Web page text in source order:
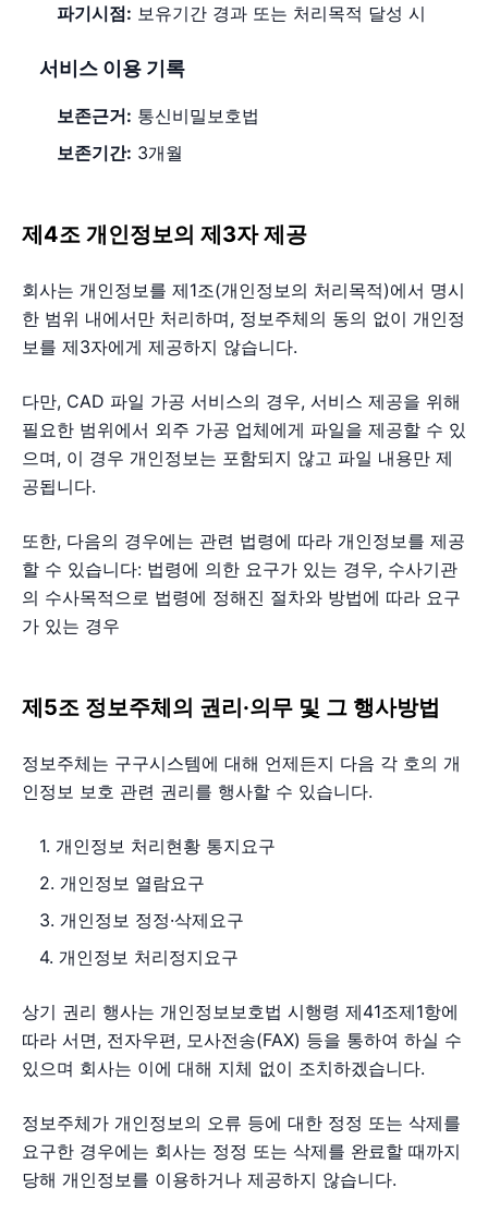
파기시점: 보유기간 경과 또는 처리목적 달성 시
서비스 이용 기록
보존근거: 통신비밀보호법
보존기간: 3개월
제4조 개인정보의 제3자 제공
회사는 개인정보를 제1조(개인정보의 처리목적)에서 명시
한 범위 내에서만 처리하며, 정보주체의 동의 없이 개인정
보를 제3자에게 제공하지 않습니다.
다만, CAD 파일 가공 서비스의 경우, 서비스 제공을 위해
필요한 범위에서 외주 가공 업체에게 파일을 제공할 수 있
으며, 이 경우 개인정보는 포함되지 않고 파일 내용만 제
공됩니다.
또한, 다음의 경우에는 관련 법령에 따라 개인정보를 제공
할 수 있습니다: 법령에 의한 요구가 있는 경우, 수사기관
의 수사목적으로 법령에 정해진 절차와 방법에 따라 요구
가 있는 경우
제5조 정보주체의 권리·의무 및 그 행사방법
정보주체는 구구시스템에 대해 언제든지 다음 각 호의 개
인정보 보호 관련 권리를 행사할 수 있습니다.
1. 개인정보 처리현황 통지요구
2. 개인정보 열람요구
3. 개인정보 정정·삭제요구
4. 개인정보 처리정지요구
상기 권리 행사는 개인정보보호법 시행령 제41조제1항에
따라 서면, 전자우편, 모사전송(FAX) 등을 통하여 하실 수
있으며 회사는 이에 대해 지체 없이 조치하겠습니다.
정보주체가 개인정보의 오류 등에 대한 정정 또는 삭제를
요구한 경우에는 회사는 정정 또는 삭제를 완료할 때까지
당해 개인정보를 이용하거나 제공하지 않습니다.